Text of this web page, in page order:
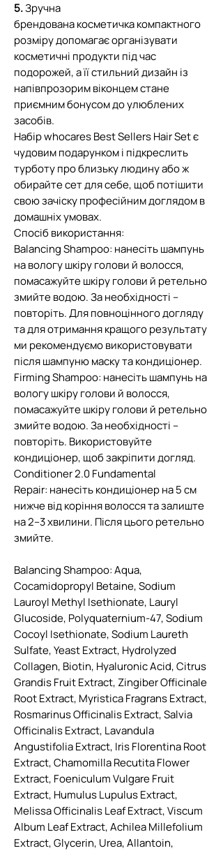
5.Зручна
брендована косметичка компактного
розміру допомагає організувати
косметичні продукти під час
подорожей, а її стильний дизайн із
напівпрозорим віконцем стане
приємним бонусом до улюблених
засобів.
Набір whocares Best Sellers Hair Set є
чудовим подарунком і підкреслить
турботу про близьку людину або ж
обирайте сет для себе, щоб потішити
свою зачіску професійним доглядом в
домашніх умовах.
Спосіб використання:
Balancing Shampoo: нанесіть шампунь
на вологу шкіру голови й волосся,
помасажуйте шкіру голови й ретельно
змийте водою. За необхідності –
повторіть. Для повноцінного догляду
та для отримання кращого результату
ми рекомендуємо використовувати
після шампуню маску та кондиціонер.
Firming Shampoo: нанесіть шампунь на
вологу шкіру голови й волосся,
помасажуйте шкіру голови й ретельно
змийте водою. За необхідності –
повторіть. Використовуйте
кондиціонер, щоб закріпити догляд.
Conditioner 2.0 Fundamental
Repair: нанесіть кондиціонер на 5 см
нижче від коріння волосся та залиште
на 2–3 хвилини. Після цього ретельно
змийте.
Balancing Shampoo: Aqua,
Cocamidopropyl Betaine, Sodium
Lauroyl Methyl Isethionate, Lauryl
Glucoside, Polyquaternium-47, Sodium
Cocoyl Isethionate, Sodium Laureth
Sulfate, Yeast Extract, Hydrolyzed
Collagen, Biotin, Hyaluronic Acid, Citrus
Grandis Fruit Extract, Zingiber Officinale
Root Extract, Myristica Fragrans Extract,
Rosmarinus Officinalis Extract, Salvia
Officinalis Extract, Lavandula
Angustifolia Extract, Iris Florentina Root
Extract, Chamomilla Recutita Flower
Extract, Foeniculum Vulgare Fruit
Extract, Humulus Lupulus Extract,
Melissa Officinalis Leaf Extract, Viscum
Album Leaf Extract, Achilea Millefolium
Extract, Glycerin, Urea, Allantoin,